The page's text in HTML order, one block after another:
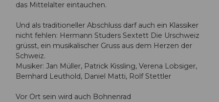
das Mittelalter eintauchen.
Und als traditioneller Abschluss darf auch ein Klassiker
nicht fehlen: Hermann Studers Sextett Die Urschweiz
grüsst, ein musikalischer Gruss aus dem Herzen der
Schweiz.
Musiker: Jan Müller, Patrick Kissling, Verena Lobsiger,
Bernhard Leuthold, Daniel Matti, Rolf Stettler
Vor Ort sein wird auch Bohnenrad